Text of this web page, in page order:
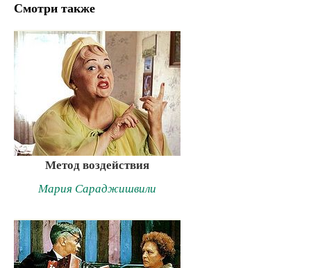
Смотри также
Метод воздействия
Мария Сараджишвили